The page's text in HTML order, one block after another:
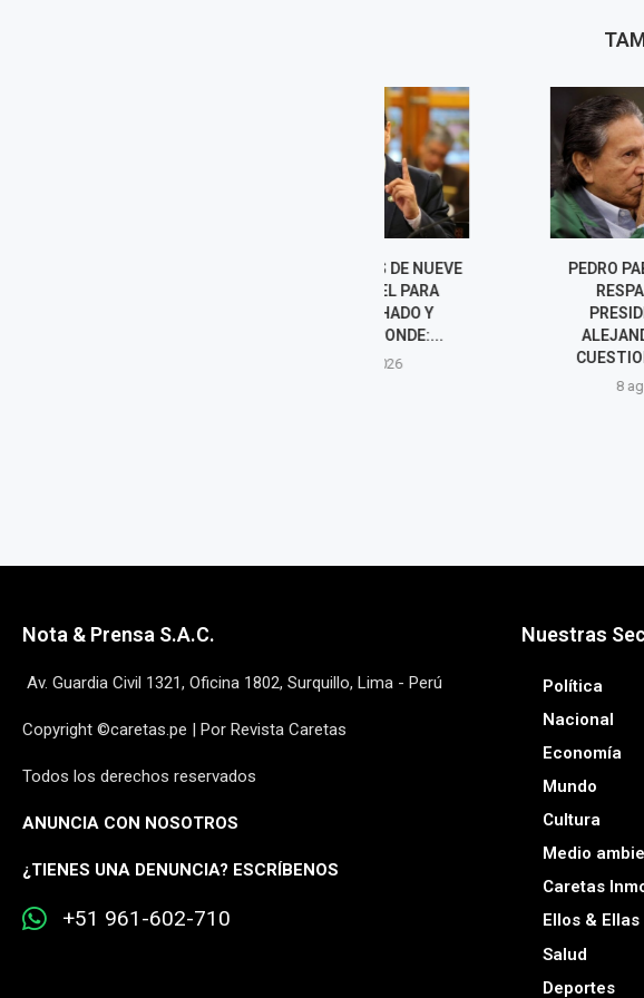
PEDRO PABLO KUCZYNSKI
RESPALDA GRACIA
PRESIDENCIAL PARA
ALEJANDRO TOLEDO Y
CUESTIONA SU PRISIÓN
Nota & Prensa S.A.C.
Av. Guardia Civil 1321, Oficina 1802, Surquillo, Lima - Perú
Copyright ©caretas.pe | Por Revista Caretas
Todos los derechos reservados
ANUNCIA CON NOSOTROS
¿TIENES UNA DENUNCIA? ESCRÍBENOS
+51 961-602-710
Nuestras
Política
Nacional
Economía
Mundo
Cultura
Medio
Caretas
Ellos & Ellas
Salud
Deportes